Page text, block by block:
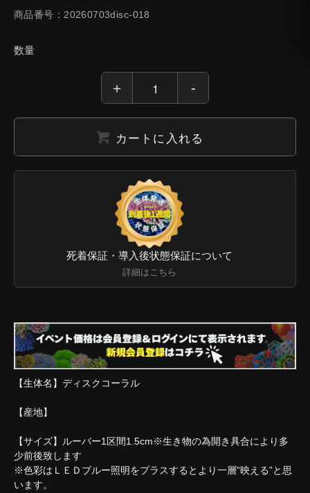
商品番号：20260703disc-018
数量
カートに入れる
死着保証・導入後状態保証について
詳細はこちら
【生体名】ディスクコーラル
【産地】
【サイズ】ルーバー1区間1.5cm※生き物の為開き具合により多
少前後致します
※色彩はＬＥＤブルー照明をプラスするとより一層”映える”と思
います。